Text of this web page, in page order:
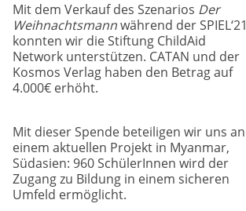
Mit dem Verkauf des Szenarios Der
Weihnachtsmannwährend der SPIEL‘21
konnten wir die Stiftung ChildAid
Network unterstützen. CATAN und der
Kosmos Verlag haben den Betrag auf
4.000€ erhöht.
Mit dieser Spende beteiligen wir uns an
einem aktuellen Projekt in Myanmar,
Südasien: 960 SchülerInnen wird der
Zugang zu Bildung in einem sicheren
Umfeld ermöglicht.